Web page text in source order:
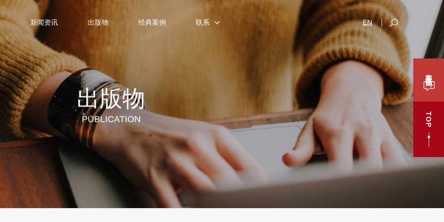
新闻资讯 出版物 经典案例 联系 EN
TOP
出版物
PUBLICATION